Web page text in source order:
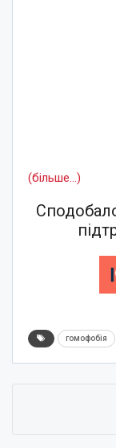
(більше…)
гомофобія